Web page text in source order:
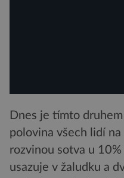
Dnes je tímto
polovina všech lidí
rozvinou sotva u
usazuje v žaludku a